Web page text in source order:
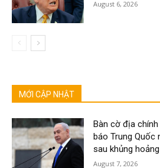
August 6, 2026
MỚI CẬP NHẬT
Bàn cờ địa
báo Trung Quốc
sau khủng
August 7, 2026